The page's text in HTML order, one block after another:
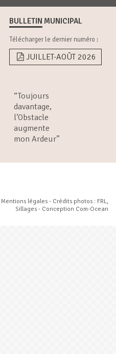
BULLETIN MUNICIPAL
Télécharger le dernier numéro :
JUILLET-AOÛT 2026
“Toujours
davantage,
l’Obstacle
augmente
mon Ardeur”
Mentions légales - Crédits photos : FRL,
Sillages - Conception Com-Ocean